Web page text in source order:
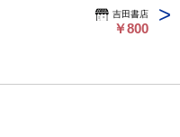
吉田書店
￥800